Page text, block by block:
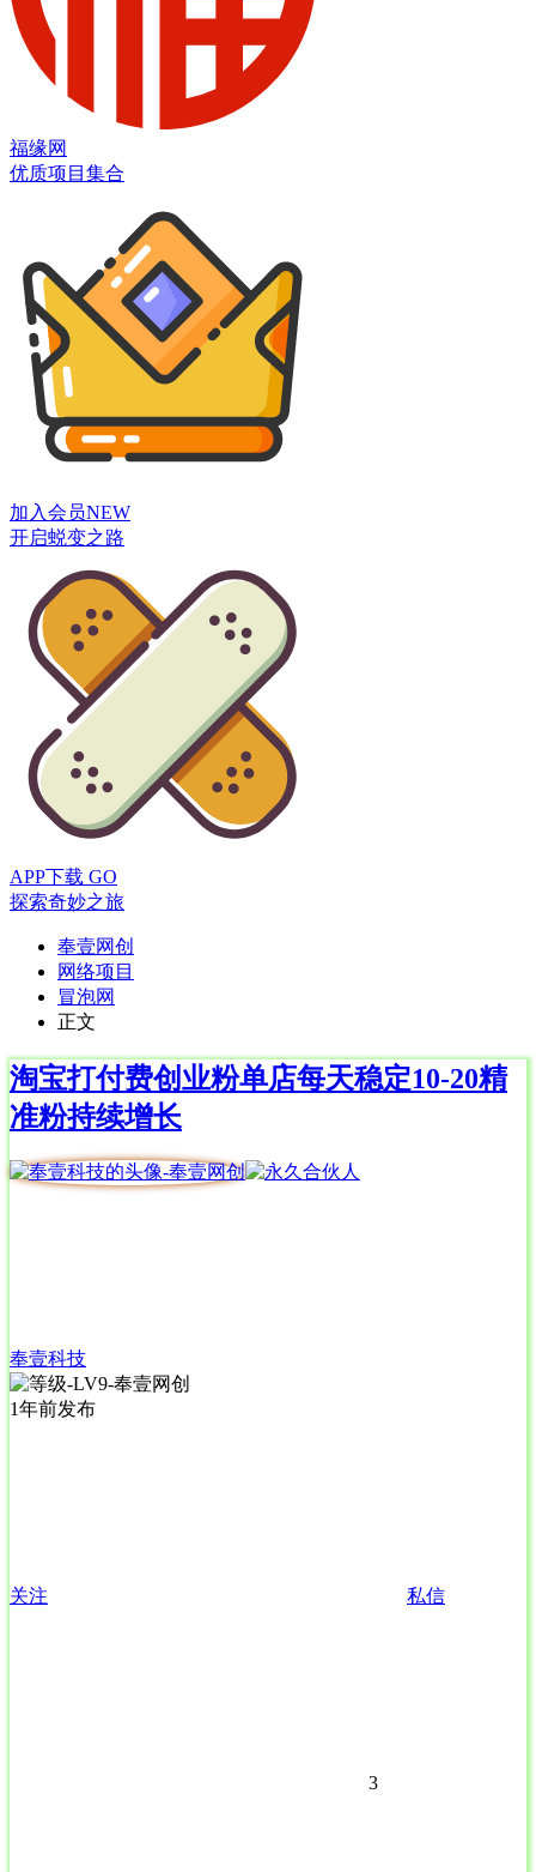
福缘网
优质项目集合
加入会员NEW
开启蜕变之路
APP下载 GO
探索奇妙之旅
奉壹网创
网络项目
冒泡网
正文
淘宝打付费创业粉单店每天稳定10-20精
准粉持续增长
奉壹科技
1年前发布
关注 私信
3